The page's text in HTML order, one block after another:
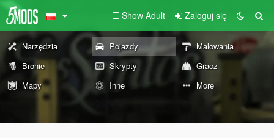
Show Adult Zaloguj się
Narzędzia Pojazdy
Malowania
Bronie
Skrypty
Gracz
Mapy
Inne More